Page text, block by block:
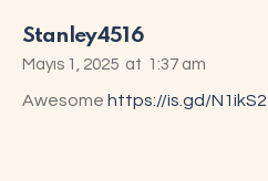
Stanley4516
Mayıs 1, 2025 at 1:37 am
Awesome https://is.gd/N1ikS2